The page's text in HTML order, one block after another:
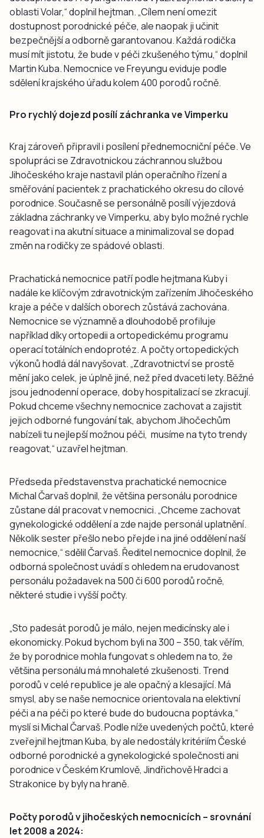
oblasti Volar,“ doplnil hejtman. „Cílem není omezit
dostupnost porodnické péče, ale naopak ji učinit
bezpečnější a odborně garantovanou. Každá rodička
musí mít jistotu, že bude v péči zkušeného týmu,“ doplnil
Martin Kuba. Nemocnice ve Freyungu eviduje podle
sdělení krajského úřadu kolem 400 porodů ročně.
Pro rychlý dojezd posílí záchranka ve Vimperku
Kraj zároveň připravil i posílení přednemocniční péče. Ve
spolupráci se Zdravotnickou záchrannou službou
Jihočeského kraje nastavil plán operačního řízení a
směřování pacientek z prachatického okresu do cílové
porodnice. Současně se personálně posílí výjezdová
základna záchranky ve Vimperku, aby bylo možné rychle
reagovat i na akutní situace a minimalizoval se dopad
změn na rodičky ze spádové oblasti.
Prachatická nemocnice patří podle hejtmana Kuby i
nadále ke klíčovým zdravotnickým zařízením Jihočeského
kraje a péče v dalších oborech zůstává zachována.
Nemocnice se významně a dlouhodobě profiluje
například díky ortopedii a ortopedickému programu
operací totálních endoprotéz. A počty ortopedických
výkonů hodlá dál navyšovat. „Zdravotnictví se prostě
mění jako celek, je úplně jiné, než před dvaceti lety. Běžné
jsou jednodenní operace, doby hospitalizací se zkracují.
Pokud chceme všechny nemocnice zachovat a zajistit
jejich odborné fungování tak, abychom Jihočechům
nabízeli tu nejlepší možnou péči, musíme na tyto trendy
reagovat,“ uzavřel hejtman.
Předseda představenstva prachatické nemocnice
Michal Čarvaš doplnil, že většina personálu porodnice
zůstane dál pracovat v nemocnici. „Chceme zachovat
gynekologické oddělení a zde najde personál uplatnění.
Několik sester přešlo nebo přejde i na jiné oddělení naší
nemocnice,“ sdělil Čarvaš. Ředitel nemocnice doplnil, že
odborná společnost uvádí s ohledem na erudovanost
personálu požadavek na 500 či 600 porodů ročně,
některé studie i vyšší počty.
„Sto padesát porodů je málo, nejen medicínsky ale i
ekonomicky. Pokud bychom byli na 300 – 350, tak věřím,
že by porodnice mohla fungovat s ohledem na to, že
většina personálu má mnohaleté zkušenosti. Trend
porodů v celé republice je ale opačný a klesající. Má
smysl, aby se naše nemocnice orientovala na elektivní
péči a na péči po které bude do budoucna poptávka,“
myslí si Michal Čarvaš. Podle níže uvedených počtů, které
zveřejnil hejtman Kuba, by ale nedostály kritériím České
odborné porodnické a gynekologické společnosti ani
porodnice v Českém Krumlově, Jindřichově Hradci a
Strakonice by byly na hraně.
Počty porodů v jihočeských nemocnicích – srovnání
let2008 a 2024: